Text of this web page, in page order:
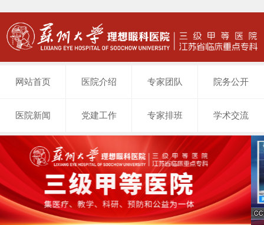
网站首页 医院介绍 专家团队 院务公开
医院新闻 党建工作 专家排班 学术交流